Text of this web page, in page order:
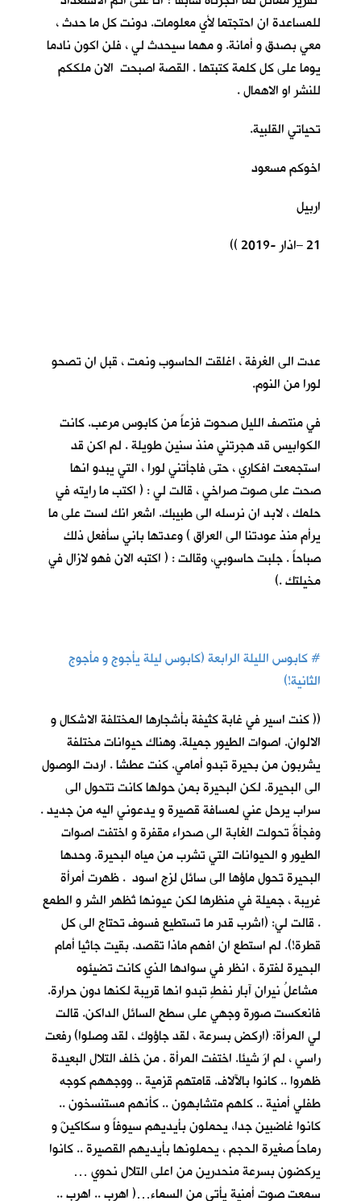
للمساعدة ان احتجتما لأي معلومات. دونت كل ما حدث ،
معي بصدق و أمانة. و مهما سيحدث لي ، فلن اكون نادما
يوما على كل كلمة كتبتها . القصة اصبحت الان ملككم
للنشر او الاهمال .
تحياتي القلبية.
اخوكم مسعود
اربيل
21 –اذار -2019 ))
عدت الى الغرفة ، اغلقت الحاسوب ونمت ، قبل ان تصحو
لورا من النوم.
في منتصف الليل صحوت فزعاً من كابوس مرعب. كانت
الكوابيس قد هجرتني منذ سنين طويلة . لم اكن قد
استجمعت افكاري ، حتى فاجأتني لورا ، التي يبدو انها
صحت على صوت صراخي ، قالت لي : ( اكتب ما رايته في
حلمك ، لابد ان نرسله الى طبيبك. اشعر انك لست على ما
يرأم منذ عودتنا الى العراق ) وعدتها باني سأفعل ذلك
صباحاً . جلبت حاسوبي، وقالت : ( اكتبه الان فهو لازال في
مخيلتك .)
#كابوس الليلة الرابعة (كابوس ليلة يأجوج و مأجوج
الثانية!)
(( كنت اسير في غابة كثيفة بأشجارها المختلفة الاشكال و
الالوان. اصوات الطيور جميلة. وهناك حيوانات مختلفة
يشربون من بحيرة تبدو أمامي. كنت عطشا . اردت الوصول
الى البحيرة. لكن البحيرة بمن حولها كانت تتحول الى
سراب يرحل عني لمسافة قصيرة و يدعوني اليه من جديد .
وفجأةً تحولت الغابة الى صحراء مقفرة و اختفت اصوات
الطيور و الحيوانات التي تشرب من مياه البحيرة. وحدها
البحيرة تحول ماؤها الى سائل لزج اسود . ظهرت أمرأة
غريبة ، جميلة في منظرها لكن عيونها تُظهر الشر و الطمع
. قالت لي: (اشرب قدر ما تستطيع فسوف تحتاج الى كل
قطرة!). لم استطع ان افهم ماذا تقصد. بقيت جاثيا أمام
البحيرة لفترة ، انظر في سوادها الذي كانت تضيئوه
مشاعلُ نيرانِ آبار نفطٍ تبدو انها قريبة لكنها دون حرارة.
فانعكست صورة وجهي على سطح السائل الداكن. قالت
لي المرأة: (اركض بسرعة ، لقد جاؤوك ، لقد وصلوا) رفعت
راسي ، لم ارَ شيئا. اختفت المرأة . من خلف التلال البعيدة
ظهروا .. كانوا بالآلاف. قامتهم قزمية .. ووجههم كوجه
طفلي أمنية .. كلهم متشابهون .. كأنهم مستنسخون ..
كانوا غاضبين جدا، يحملون بأيديهم سيوفاً و سكاكينَ و
رماحاً صغيرة الحجم ، يحملونها بأيديهم القصيرة .. كانوا
يركضون بسرعة منحدرين من اعلى التلال نحوي …
سمعت صوت أمنية يأتي من السماء…( اهرب .. اهرب ..